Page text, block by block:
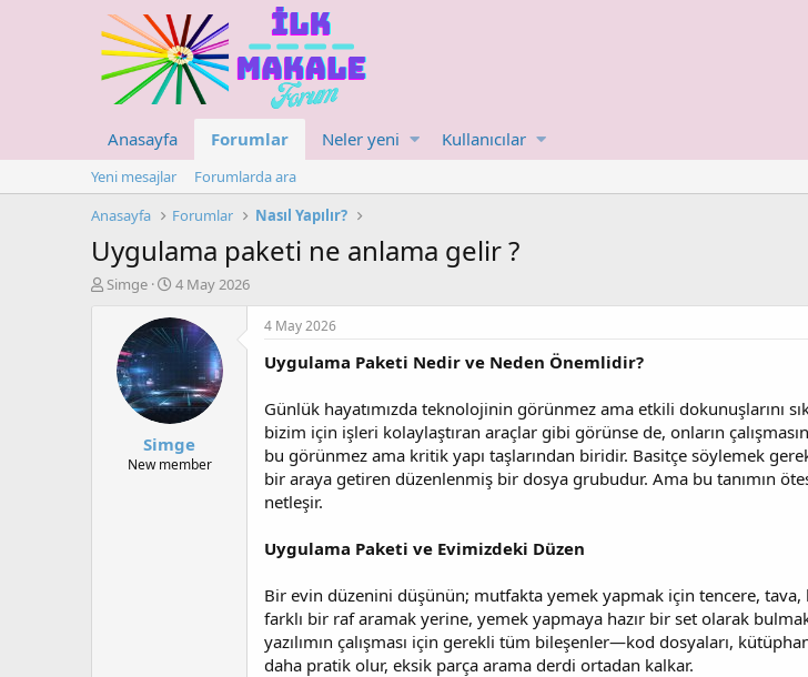
Anasayfa Forumlar Neler yeni Kullanıcılar
Yeni mesajlar
Forumlarda ara
Anasayfa
Forumlar Nasıl Yapılır?
Uygulama paketi ne anlama gelir ?
K
Simge
B
ş
l
n
g
ı
ç
t
4 May 2026
Simge
New member
4 May 2026
Uygulama Paketi Nedir ve Neden Önemlidir?
Günlük hayatımızda teknolojinin görünmez ama etkili dokunuşlarını
bizim için işleri kolaylaştıran araçlar gibi görünse de, onların
bu görünmez ama kritik yapı taşlarından biridir. Basitçe söylemek
bir araya getiren düzenlenmiş bir dosya grubudur. Ama bu tanımın
netleşir.
Uygulama Paketi ve Evimizdeki Düzen
Bir evin düzenini düşünün; mutfakta yemek yapmak için tencere, tava,
farklı bir raf aramak yerine, yemek yapmaya hazır bir set olarak
yazılımın çalışması için gerekli tüm bileşenler—kod dosyaları,
daha pratik olur, eksik parça arama derdi ortadan kalkar.